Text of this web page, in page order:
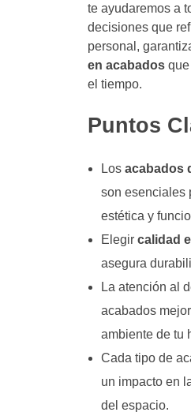
te ayudaremos a
decisiones que
personal,
en acabadosque
el tiempo.
Puntos
Losacabados
son esenciales
estética y
Elegircalidad
asegura
La atención al
acabados
ambiente de tu
Cada tipo de
un impacto en
del espacio.